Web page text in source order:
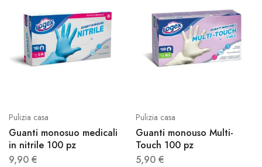
Pulizia casa
Guanti monosuo medicali
in nitrile 100 pz
9,90 €
Pulizia casa
Guanti monouso Multi-
Touch 100 pz
5,90 €